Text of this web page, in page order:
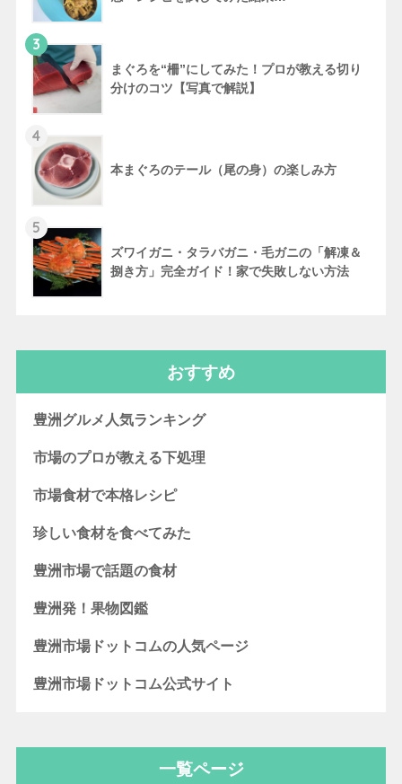
3
まぐろを“柵”にしてみた！プロが教える切り
分けのコツ【写真で解説】
4
本まぐろのテール（尾の身）の楽しみ方
5
ズワイガニ・タラバガニ・毛ガニの「解凍＆
捌き方」完全ガイド！家で失敗しない方法
おすすめ
豊洲グルメ人気ランキング
市場のプロが教える下処理
市場食材で本格レシピ
珍しい食材を食べてみた
豊洲市場で話題の食材
豊洲発！果物図鑑
豊洲市場ドットコムの人気ページ
豊洲市場ドットコム公式サイト
一覧ページ